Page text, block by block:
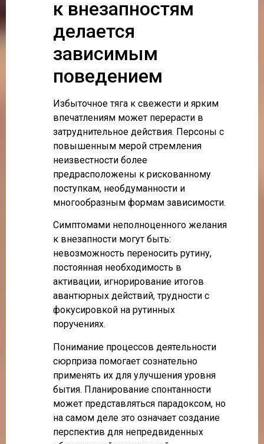
к внезапностям
делается
зависимым
поведением
Избыточное тяга к свежести и ярким
впечатлениям может перерасти в
затруднительное действия. Персоны с
повышенным мерой стремления
неизвестности более
предрасположены к рискованному
поступкам, необдуманности и
многообразным формам зависимости.
Симптомами неполноценного желания
к внезапности могут быть:
невозможность переносить рутину,
постоянная необходимость в
активации, игнорирование итогов
авантюрных действий, трудности с
фокусировкой на рутинных
поручениях.
Понимание процессов деятельности
сюрприза помогает сознательно
применять их для улучшения уровня
бытия. Планирование спонтанности
может представляться парадоксом, но
на самом деле это означает создание
перспектив для непредвиденных